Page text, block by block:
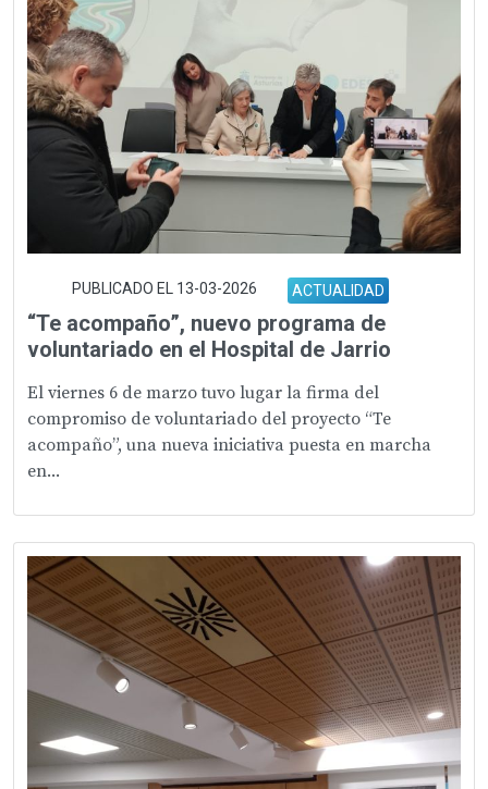
PUBLICADO EL 13-03-2026 ACTUALIDAD
“Te acompaño”, nuevo programa de
voluntariado en el Hospital de Jarrio
El viernes 6 de marzo tuvo lugar la firma del
compromiso de voluntariado del proyecto “Te
acompaño”, una nueva iniciativa puesta en marcha
en...